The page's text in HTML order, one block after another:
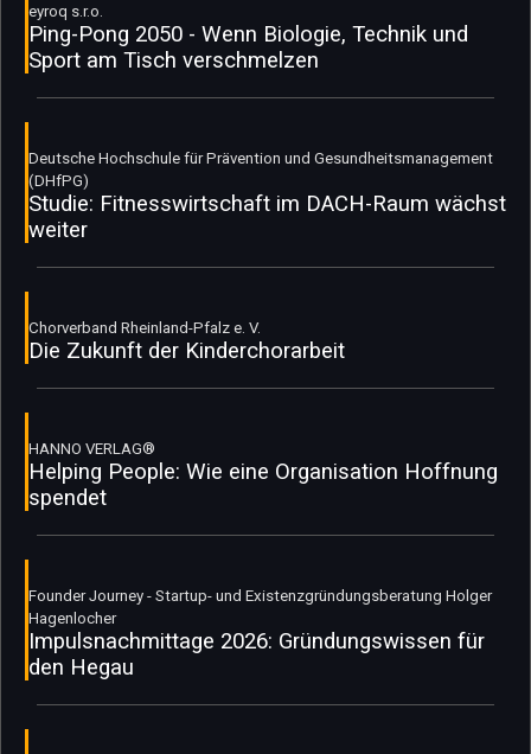
eyroq s.r.o.
Ping-Pong 2050 - Wenn Biologie, Technik und
Sport am Tisch verschmelzen
Deutsche Hochschule für Prävention und Gesundheitsmanagement
(DHfPG)
Studie: Fitnesswirtschaft im DACH-Raum wächst
weiter
Chorverband Rheinland-Pfalz e. V.
Die Zukunft der Kinderchorarbeit
HANNO VERLAG®
Helping People: Wie eine Organisation Hoffnung
spendet
Founder Journey - Startup- und Existenzgründungsberatung Holger
Hagenlocher
Impulsnachmittage 2026: Gründungswissen für
den Hegau